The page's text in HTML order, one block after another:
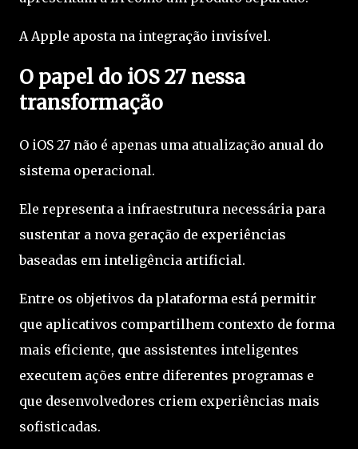
A Apple aposta na integração invisível.
O papel do iOS 27 nessa
transformação
O iOS 27 não é apenas uma atualização anual do
sistema operacional.
Ele representa a infraestrutura necessária para
sustentar a nova geração de experiências
baseadas em inteligência artificial.
Entre os objetivos da plataforma está permitir
que aplicativos compartilhem contexto de forma
mais eficiente, que assistentes inteligentes
executem ações entre diferentes programas e
que desenvolvedores criem experiências mais
sofisticadas.